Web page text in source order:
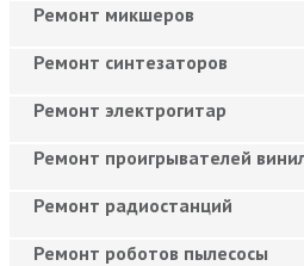
Ремонт микшеров
Ремонт синтезаторов
Ремонт электрогитар
Ремонт проигрывателей
Ремонт радиостанций
Ремонт роботов пылесосы